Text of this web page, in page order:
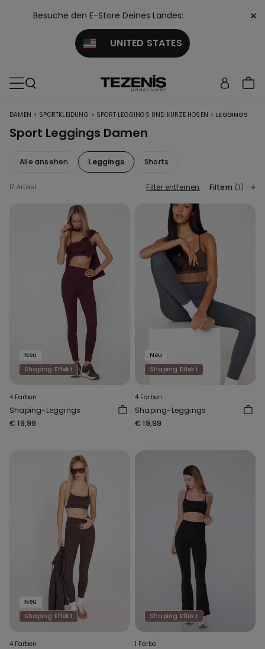
Besuche den E-Store Deines Landes:
UNITED STATES
×
DAMEN > SPORTKLEIDUNG > SPORT LEGGINGS UND KURZE HOSEN > LEGGINGS
Sport Leggings Damen
Alle ansehen Leggings Shorts
17 Artikel Filter entfernen Filtern (1)
Neu
Shaping Effekt
4 Farben
Shaping-Leggings
€ 19,99
Neu
Shaping Effekt
4 Farben
Shaping-Leggings
€ 19,99
Neu
Shaping Effekt
4 Farben
Shaping Effekt
1 Farbe